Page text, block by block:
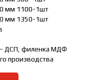
мм 1100-1шт
мм 1350-1шт
— ДСП, филенка МДФ
производства